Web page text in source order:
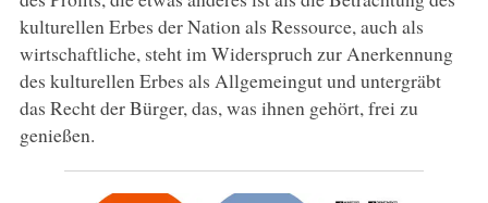
kulturellen Erbes der Nation als Ressource, auch als
wirtschaftliche, steht im Widerspruch zur Anerkennung
des kulturellen Erbes als Allgemeingut und untergräbt
das Recht der Bürger, das, was ihnen gehört, frei zu
genießen.